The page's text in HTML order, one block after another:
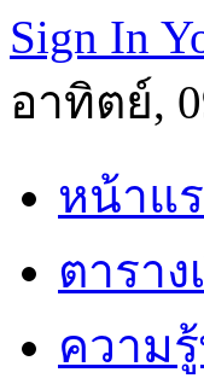
Sign In
อาทิตย์,
หน้าแ
ตาราง
ความ